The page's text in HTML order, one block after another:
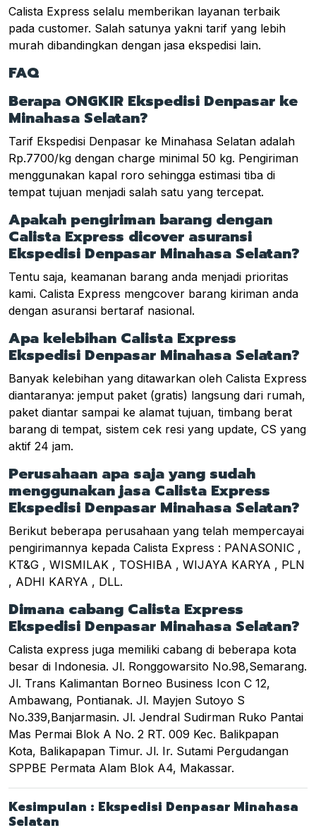
Calista Express selalu memberikan layanan terbaik
pada customer. Salah satunya yakni tarif yang lebih
murah dibandingkan dengan jasa ekspedisi lain.
FAQ
Berapa ONGKIR Ekspedisi Denpasar ke
Minahasa Selatan?
Tarif Ekspedisi Denpasar ke Minahasa Selatan adalah
Rp.7700/kg dengan charge minimal 50 kg. Pengiriman
menggunakan kapal roro sehingga estimasi tiba di
tempat tujuan menjadi salah satu yang tercepat.
Apakah pengiriman barang dengan
Calista Express dicover asuransi
Ekspedisi Denpasar Minahasa Selatan?
Tentu saja, keamanan barang anda menjadi prioritas
kami. Calista Express mengcover barang kiriman anda
dengan asuransi bertaraf nasional.
Apa kelebihan Calista Express
Ekspedisi Denpasar Minahasa Selatan?
Banyak kelebihan yang ditawarkan oleh Calista Express
diantaranya: jemput paket (gratis) langsung dari rumah,
paket diantar sampai ke alamat tujuan, timbang berat
barang di tempat, sistem cek resi yang update, CS yang
aktif 24 jam.
Perusahaan apa saja yang sudah
menggunakan jasa Calista Express
Ekspedisi Denpasar Minahasa Selatan?
Berikut beberapa perusahaan yang telah mempercayai
pengirimannya kepada Calista Express : PANASONIC ,
KT&G , WISMILAK , TOSHIBA , WIJAYA KARYA , PLN
, ADHI KARYA , DLL.
Dimana cabang Calista Express
Ekspedisi Denpasar Minahasa Selatan?
Calista express juga memiliki cabang di beberapa kota
besar di Indonesia. Jl. Ronggowarsito No.98,Semarang.
Jl. Trans Kalimantan Borneo Business Icon C 12,
Ambawang, Pontianak. Jl. Mayjen Sutoyo S
No.339,Banjarmasin. Jl. Jendral Sudirman Ruko Pantai
Mas Permai Blok A No. 2 RT. 009 Kec. Balikpapan
Kota, Balikapapan Timur. Jl. Ir. Sutami Pergudangan
SPPBE Permata Alam Blok A4, Makassar.
Kesimpulan : Ekspedisi Denpasar Minahasa
Selatan